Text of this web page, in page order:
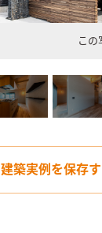
この
建築実例を保存